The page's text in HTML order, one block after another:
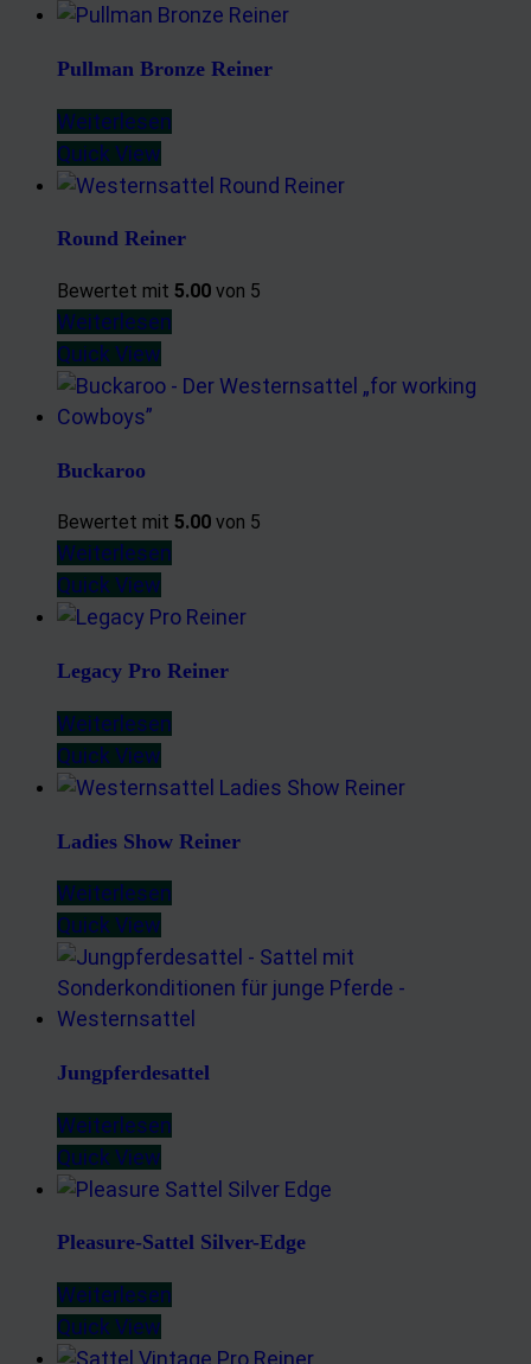
Pullman Bronze Reiner
Weiterlesen
Quick View
Round Reiner
Bewertet mit 5.00 von 5
Weiterlesen
Quick View
Buckaroo
Bewertet mit 5.00 von 5
Weiterlesen
Quick View
Legacy Pro Reiner
Weiterlesen
Quick View
Ladies Show Reiner
Weiterlesen
Quick View
Jungpferdesattel
Weiterlesen
Quick View
Pleasure-Sattel Silver-Edge
Weiterlesen
Quick View